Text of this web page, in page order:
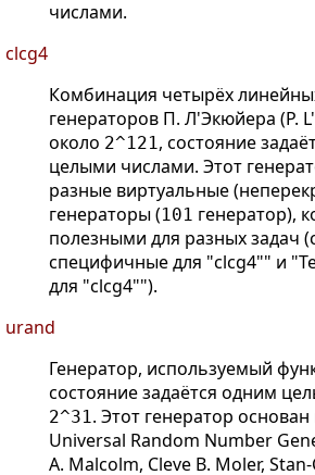
числами.
clcg4
Комбинация четырёх
генераторов П. Л'Экюйера (P.
около 2^121 , состояние
целыми числами. Этот
разные виртуальные
генераторы (101 генератор),
полезными для разных задач
специфичные для "clcg4"" и
для "clcg4"").
urand
Генератор, используемый
состояние задаётся одним
2^31 . Этот генератор
Universal Random Number
A. Malcolm, Cleve B. Moler,